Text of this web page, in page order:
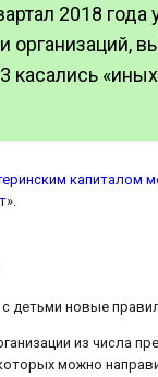
2018 года
организаций,
касались
капиталом
».
детьми новые
из числа
можно